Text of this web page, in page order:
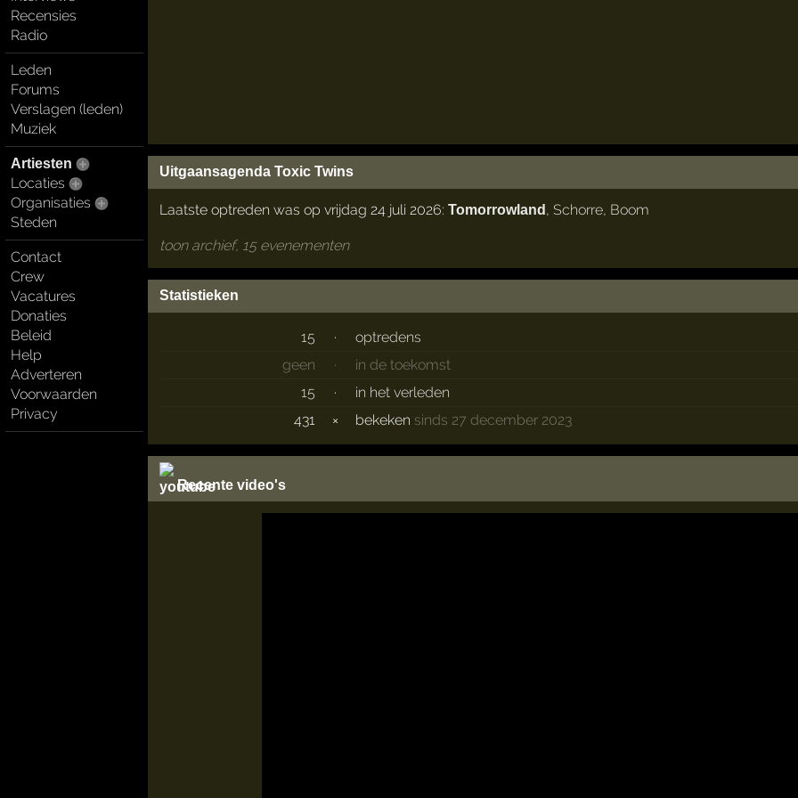
Recensies
Radio
Leden
Forums
Verslagen (leden)
Muziek
Artiesten
Locaties
Organisaties
Steden
Contact
Crew
Vacatures
Donaties
Beleid
Help
Adverteren
Voorwaarden
Privacy
Uitgaansagenda Toxic Twins
Laatste optreden was op vrijdag 24 juli 2026: Tomorrowland , Schorre, Boom
toon archief, 15 evenementen
Statistieken
15 ·
optredens
geen
·
in de toekomst
15
·
in het verleden
431
× bekeken sinds 27 december 2023
Recente video's